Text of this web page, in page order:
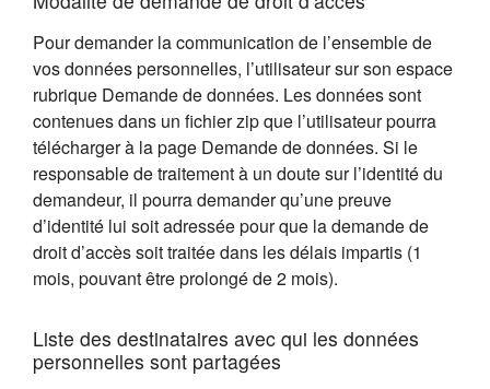
Pour demander la communication de l’ensemble de
vos données personnelles, l’utilisateur sur son espace
rubrique Demande de données. Les données sont
contenues dans un fichier zip que l’utilisateur pourra
télécharger à la page Demande de données. Si le
responsable de traitement à un doute sur l’identité du
demandeur, il pourra demander qu’une preuve
d’identité lui soit adressée pour que la demande de
droit d’accès soit traitée dans les délais impartis (1
mois, pouvant être prolongé de 2 mois).
Liste des destinataires avec qui les données
personnelles sont partagées